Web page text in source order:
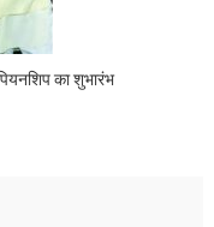
का शुभारंभ